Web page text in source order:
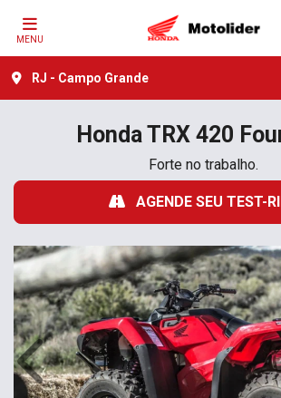
MENU
RJ - Campo Grande
HondaTRX 420
Forte no trabalho.
AGENDE SEU TEST-
Anterior